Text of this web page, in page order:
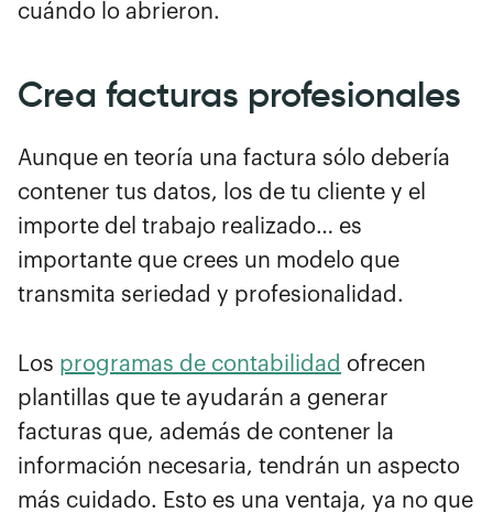
cuándo lo abrieron.
Crea facturas profesionales
Aunque en teoría una factura sólo debería
contener tus datos, los de tu cliente y el
importe del trabajo realizado… es
importante que crees un modelo que
transmita seriedad y profesionalidad.
Los programas de contabilidad ofrecen
plantillas que te ayudarán a generar
facturas que, además de contener la
información necesaria, tendrán un aspecto
más cuidado. Esto es una ventaja, ya no que